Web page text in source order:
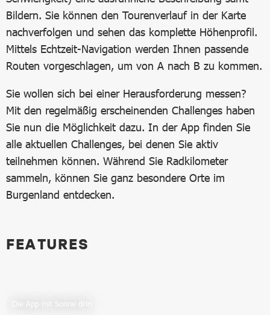
Bildern. Sie können den Tourenverlauf in der Karte
nachverfolgen und sehen das komplette Höhenprofil.
Mittels Echtzeit-Navigation werden Ihnen passende
Routen vorgeschlagen, um von A nach B zu kommen.
Sie wollen sich bei einer Herausforderung messen?
Mit den regelmäßig erscheinenden Challenges haben
Sie nun die Möglichkeit dazu. In der App finden Sie
alle aktuellen Challenges, bei denen Sie aktiv
teilnehmen können. Während Sie Radkilometer
sammeln, können Sie ganz besondere Orte im
Burgenland entdecken.
FEATURES
Die App mit Sonne drin